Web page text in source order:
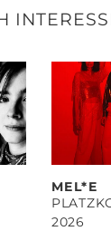
MEL*E
2026